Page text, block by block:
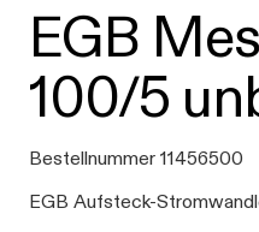
EGB
100/5
Bestellnummer 11456500
EGB Aufsteck-